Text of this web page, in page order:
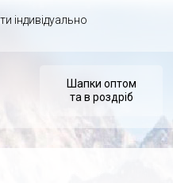
індивідуально
Шапки оптом
та в роздріб